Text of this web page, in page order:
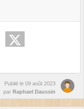
Publié le 09 août 2023
par Raphael Daussin